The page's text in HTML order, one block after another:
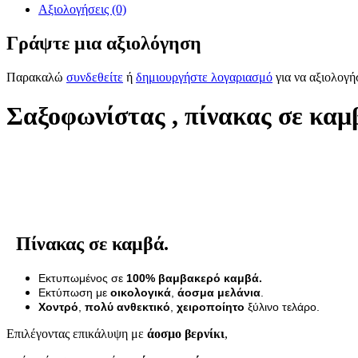
Αξιολογήσεις (0)
Γράψτε μια αξιολόγηση
Παρακαλώ συνδεθείτε ή δημιουργήστε λογαριασμό για να
Σαξοφωνίστας , πίνακας σε
Πίνακας σε καμβά.
Εκτυπωμένος σε 100% βαμβακερό καμβά.
Εκτύπωση με οικολογικά άοσμα μελάνια
Χοντρό πολύ ανθεκτικό χειροποίητο ξύλινο τελάρο.
Επιλέγοντας επικάλυψη με άοσμο βερνίκι,